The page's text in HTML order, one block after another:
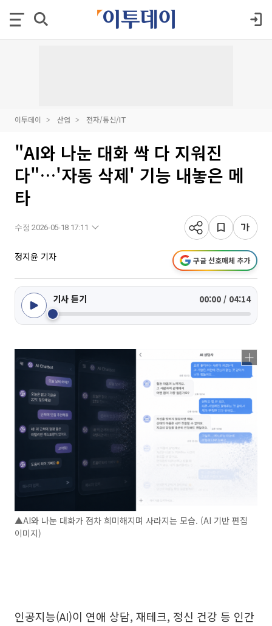
이투데이 산업 전자/통신/IT
"AI와 나눈 대화 싹 다 지워진
다"…'자동 삭제' 기능 내놓은 메
타
수정 2026-05-18 17:11
정지윤 기자 구글 선호매체 추가
기사 듣기 00:00 / 04:14
▲AI와 나눈 대화가 점차 희미해지며 사라지는 모습. (AI 기반 편집
이미지)
인공지능(AI)이 연애 상담, 재테크, 정신 건강 등 인간